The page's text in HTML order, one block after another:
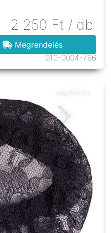
2 250 Ft / db
Megrendelés
010-0004-796